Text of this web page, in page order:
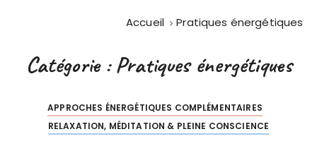
Accueil Pratiques énergétiques
Catégorie :Pratiques énergétiques
APPROCHES ÉNERGÉTIQUES COMPLÉMENTAIRES
RELAXATION, MÉDITATION & PLEINE CONSCIENCE